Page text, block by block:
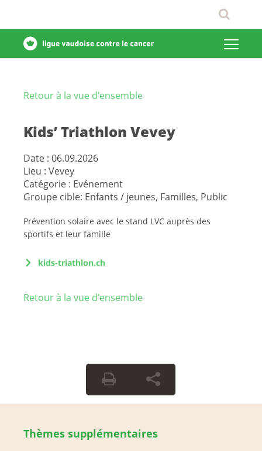
Retour à la vue d'ensemble
Kids’ Triathlon Vevey
Date : 06.09.2026
Lieu : Vevey
Catégorie : Evénement
Groupe cible: Enfants / jeunes, Familles, Public
Prévention solaire avec le stand LVC auprès des
sportifs et leur famille
kids-triathlon.ch
Retour à la vue d'ensemble
Thèmes supplémentaires